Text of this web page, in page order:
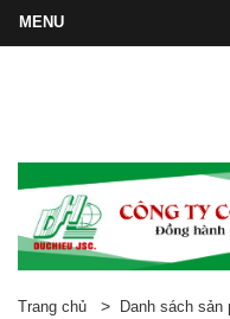
Trang chủ > Danh sách sản